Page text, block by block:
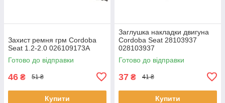
Захист ремня грм Cordoba
Seat 1.2-2.0 026109173A
Готово до відправки
46 ₴ 51 ₴
Купити
Заглушка накладки двигуна
Cordoba Seat 28103937
028103937
Готово до відправки
37 ₴ 41 ₴
Купити